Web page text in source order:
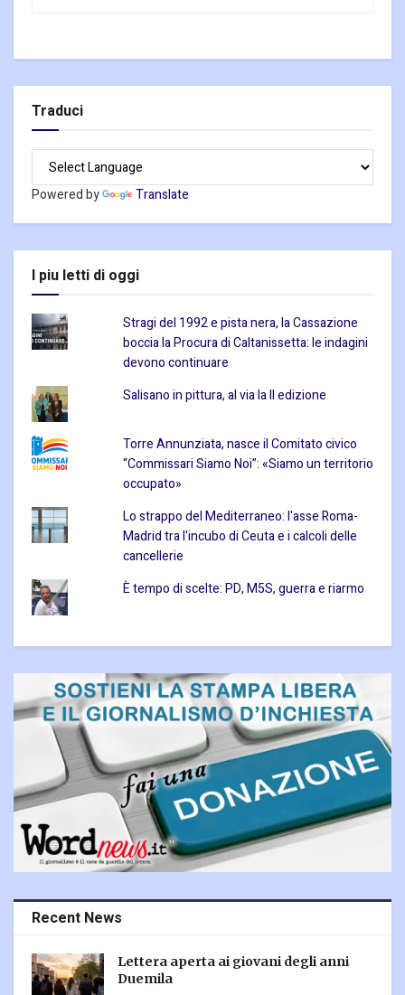
Traduci
Powered by Translate
I piu letti di oggi
Stragi del 1992 e pista nera, la Cassazione
boccia la Procura di Caltanissetta: le indagini
devono continuare
Salisano in pittura, al via la II edizione
Torre Annunziata, nasce il Comitato civico
“Commissari Siamo Noi”: «Siamo un territorio
occupato»
Lo strappo del Mediterraneo: l'asse Roma-
Madrid tra l'incubo di Ceuta e i calcoli delle
cancellerie
È tempo di scelte: PD, M5S, guerra e riarmo
Recent News
Lettera aperta ai giovani degli anni
Duemila